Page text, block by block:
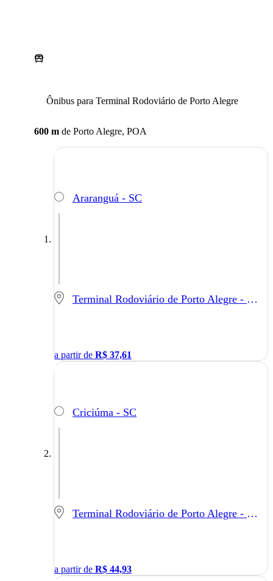
Ônibus para Terminal Rodoviário de Porto Alegre
600 m de Porto Alegre, POA
Araranguá - SC
Terminal Rodoviário de Porto Alegre - Porto Alegre - RS
a partir de R$ 37,61
Criciúma - SC
Terminal Rodoviário de Porto Alegre - Porto Alegre - RS
a partir de R$ 44,93